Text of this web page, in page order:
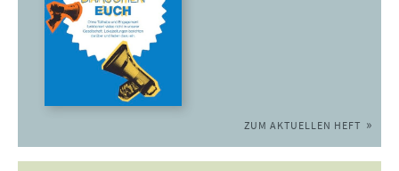
ZUM AKTUELLEN HEFT